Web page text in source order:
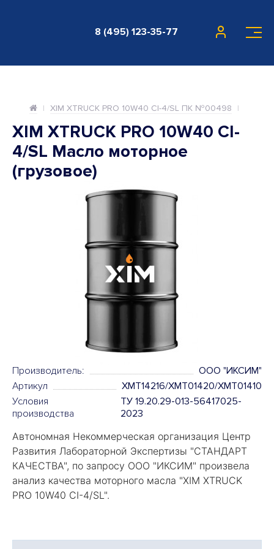
8 (495) 123-35-77
XIM XTRUCK PRO 10W40 CI-4/SL ПК №00498
XIM XTRUCK PRO 10W40 CI-
4/SL Масло моторное
(грузовое)
Производитель:
OOO "ИКСИМ"
Артикул
XMT14216/XMT01420/XMT01410
Условия
производства
ТУ 19.20.29-013-56417025-
2023
Автономная Некоммерческая организация Центр
Развития Лабораторной Экспертизы "СТАНДАРТ
КАЧЕСТВА", по запросу ООО "ИКСИМ" произвела
анализ качества моторного масла "XIM XTRUCK
PRO 10W40 CI-4/SL".